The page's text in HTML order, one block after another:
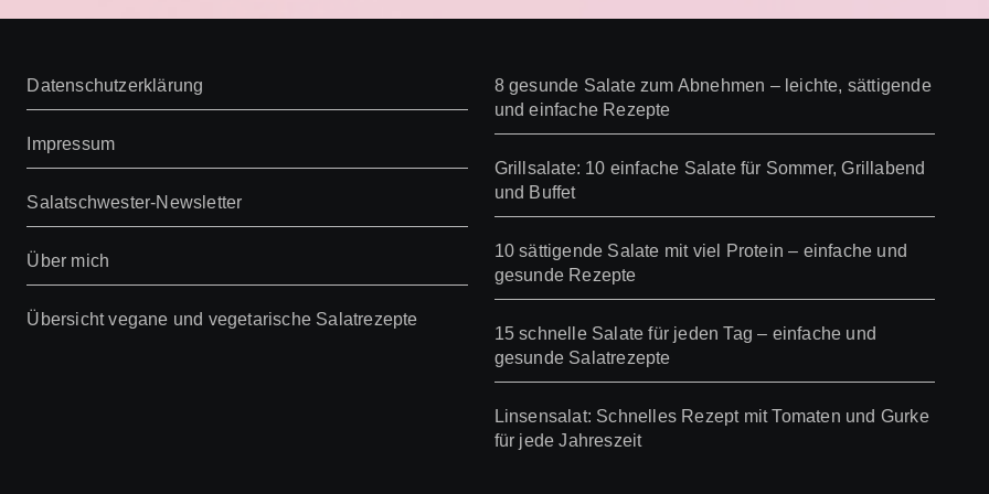
Beiträge
Datenschutzerklärung
Impressum
Salatschwester-Newsletter
Über mich
Übersicht vegane und vegetarische Salatrezepte
8 gesunde Salate zum Abnehmen – leichte, sättigende
und einfache Rezepte
Grillsalate: 10 einfache Salate für Sommer, Grillabend
und Buffet
10 sättigende Salate mit viel Protein – einfache und
gesunde Rezepte
15 schnelle Salate für jeden Tag – einfache und
gesunde Salatrezepte
Linsensalat: Schnelles Rezept mit Tomaten und Gurke
für jede Jahreszeit